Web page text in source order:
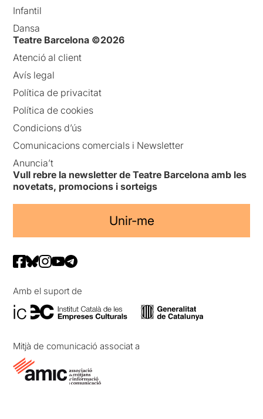
Infantil
Dansa
Teatre Barcelona ©2026
Atenció al client
Avís legal
Política de privacitat
Política de cookies
Condicions d’ús
Comunicacions comercials i Newsletter
Anuncia’t
Vull rebre la newsletter de Teatre Barcelona amb les
novetats, promocions i sorteigs
Unir-me
Amb el suport de
Mitjà de comunicació associat a